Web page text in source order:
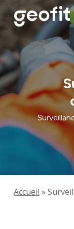
main
content
Accueil »